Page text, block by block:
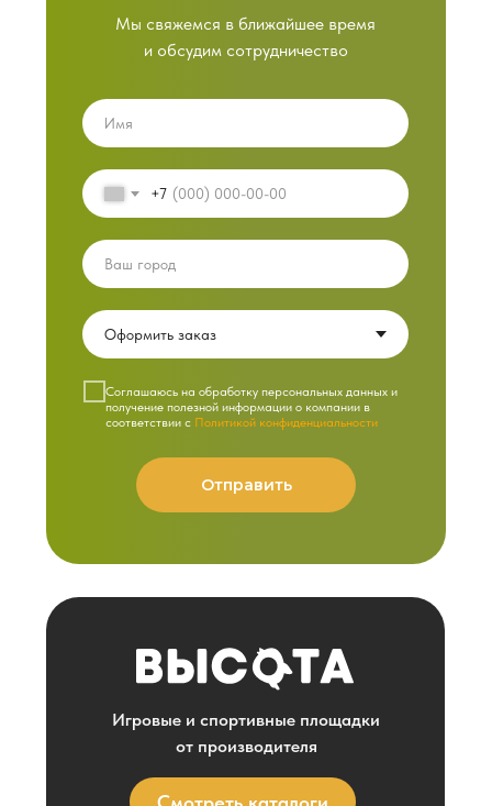
Мы свяжемся в ближайшее время
и обсудим сотрудничество
+7
Cоглашаюсь на обработку персональных данных и
получение полезной информации о компании в
соответствии с Политикой конфиденциальности
Отправить
Игровые и спортивные площадки
от производителя